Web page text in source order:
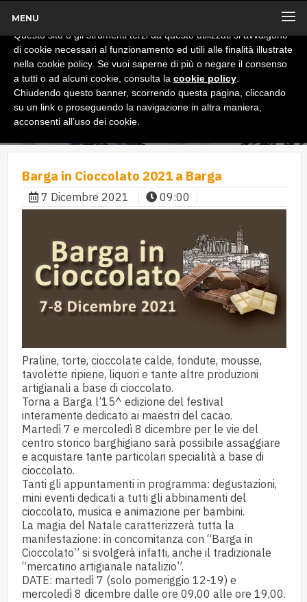
MENU
Barga in Cioccolato 2021 a Barga
7 Dicembre 2021 09:00
Praline, torte, cioccolate calde, fondute, mousse,
tavolette ripiene, liquori e tante altre produzioni
artigianali a base di cioccolato.
Torna a Barga l’15^ edizione del festival
interamente dedicato ai maestri del cacao.
Martedì 7 e mercoledì 8 dicembre per le vie del
centro storico barghigiano sarà possibile assaggiare
e acquistare tante particolari specialità a base di
cioccolato.
Tanti gli appuntamenti in programma: degustazioni,
mini eventi dedicati a tutti gli abbinamenti del
cioccolato, musica e animazione per bambini.
La magia del Natale caratterizzerà tutta la
manifestazione: in concomitanza con “Barga in
Cioccolato” si svolgerà infatti, anche il tradizionale
“mercatino artigianale natalizio”.
DATE: martedì 7 (solo pomeriggio 12-19) e
mercoledì 8 dicembre dalle ore 09,00 alle ore 19,00.
x
Informativa
Questo sito o gli strumenti terzi da questo utilizzati si avvalgono
di cookie necessari al funzionamento ed utili alle finalità illustrate
nella cookie policy. Se vuoi saperne di più o negare il consenso
a tutti o ad alcuni cookie, consulta la cookie policy
Chiudendo questo banner, scorrendo questa pagina, cliccando
su un link o proseguendo la navigazione in altra maniera,
acconsenti all’uso dei cookie.